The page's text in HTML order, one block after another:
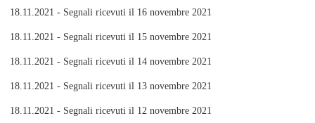
18.11.2021 - Segnali ricevuti il 16 novembre 2021
18.11.2021 - Segnali ricevuti il 15 novembre 2021
18.11.2021 - Segnali ricevuti il 14 novembre 2021
18.11.2021 - Segnali ricevuti il 13 novembre 2021
18.11.2021 - Segnali ricevuti il 12 novembre 2021